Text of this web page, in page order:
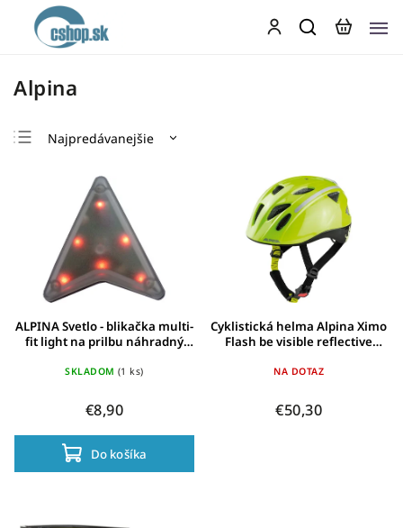
Alpina
Najpredávanejšie
Najdrahšie
Abecedne
ALPINA Svetlo - blikačka multi-
fit light na prilbu náhradný
SKLADOM (1 ks)
€8,90
Do košíka
Cyklistická helma Alpina Ximo
Flash be visible reflective
NA DOTAZ
€50,30